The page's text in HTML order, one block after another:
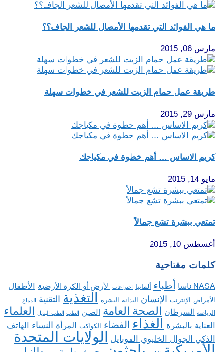
ما هي الفوائد التي تقدمها الأمصال للشعر الجاف؟؟
مارس 06, 2015
طريقة عمل حمام الزيت للشعر في خطوات سهلة
مارس 29, 2015
كريم الاساس … أهم خطوة في مكياجك
مايو 14, 2015
تمتعي ببشرة تشع جمالاً
أغسطس 10, 2015
كلمات مفتاحية
NASA ناسا أطباء ألمانيا اختراعات الأرض أو الكرة الأرضية الأطفال
الأمراض الإنترنت الإنسان البدانة البشرة التغذية التقنية الدماغ
الرياضة السرطان الصحة العامة الصين الطب الطب البديل العلماء
العناية بالبشرة الغذاء الفضاء الكواكب المرأة النساء
الهاتف
الذكي الجوال الخليوي الموبايل
الولايات المتحدة